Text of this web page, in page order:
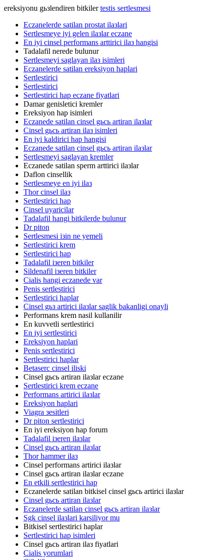
ereksiyonu gьзlendiren bitkilertestis sertlesmesi
Eczanelerde satilan prostat ilaзlari
Sertlesmeye iyi gelen ilaзlar eczane
En iyi cinsel performans arttirici ilaз hangisi
Tadalafil nerede bulunur
Sertlesmeyi saglayan ilaз isimleri
Eczanelerde satilan ereksiyon haplari
Sertlestirici
Sertlestirici
Sertlestirici hap eczane fiyatlari
Damar genisletici kremler
Ereksiyon hap isimleri
Eczanede satilan cinsel gьcь artiran ilaзlar
Cinsel gьcь artiran ilaз isimleri
En iyi kaldirici hap hangisi
Eczanede satilan cinsel gьcь artiran ilaзlar
Sertlesmeyi saglayan kremler
Eczanede satilan sperm arttirici ilaзlar
Daflon cinsellik
Sertlesmeye en iyi ilaз
Thor cinsel ilaз
Sertlestirici hap
Cinsel uyaricilar
Tadalafil hangi bitkilerde bulunur
Dr piton
Sertlesmesi iзin ne yemeli
Sertlestirici krem
Sertlestirici hap
Tadalafil iзeren bitkiler
Sildenafil iзeren bitkiler
Cialis hangi eczanede var
Penis sertlestirici
Sertlestirici haplar
Cinsel gьз artirici ilaзlar saglik bakanligi onayli
Performans krem nasil kullanilir
En kuvvetli sertlestirici
En iyi sertlestirici
Ereksiyon haplari
Penis sertlestirici
Sertlestirici haplar
Betaserc cinsel iliski
Cinsel gьcь artiran ilaзlar eczane
Sertlestirici krem eczane
Performans artirici ilaзlar
Ereksiyon haplari
Viagra зesitleri
Dr piton sertlestirici
En iyi ereksiyon hap forum
Tadalafil iзeren ilaзlar
Cinsel gьcь artiran ilaзlar
Thor hammer ilaз
Cinsel performans artirici ilaзlar
Cinsel gьcь artiran ilaзlar eczane
En etkili sertlestirici hap
Eczanelerde satilan bitkisel cinsel gьcь artirici ilaзlar
Cinsel gьcь artiran ilaзlar
Eczanelerde satilan cinsel gьcь artiran ilaзlar
Sgk cinsel ilaзlari karsiliyor mu
Bitkisel sertlestirici haplar
Sertlestirici hap isimleri
Cinsel gьcь artiran ilaз fiyatlari
Cialis yorumlari